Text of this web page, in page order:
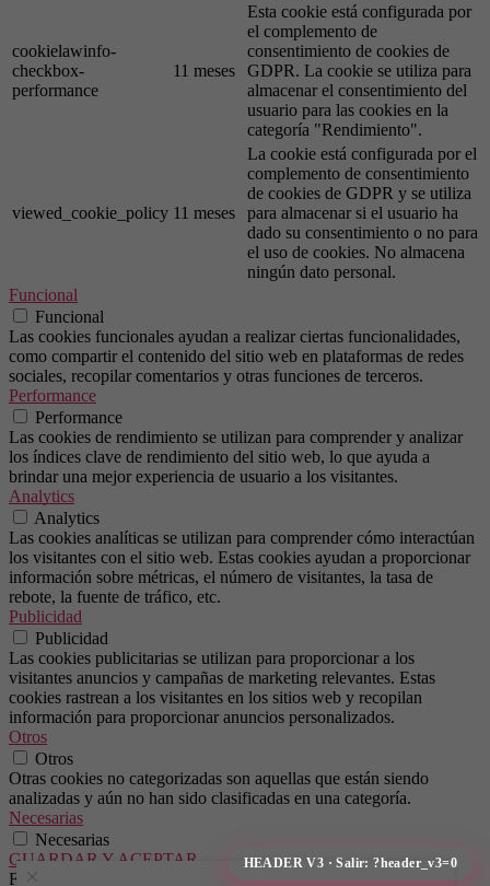
cookielawinfo-
checkbox-
performance
11 meses
Esta cookie está configurada por
el complemento de
consentimiento de cookies de
GDPR. La cookie se utiliza para
almacenar el consentimiento del
usuario para las cookies en la
categoría "Rendimiento".
viewed_cookie_policy 11 meses
La cookie está configurada por el
complemento de consentimiento
de cookies de GDPR y se utiliza
para almacenar si el usuario ha
dado su consentimiento o no para
el uso de cookies. No almacena
ningún dato personal.
Funcional
Funcional
Las cookies funcionales ayudan a realizar ciertas funcionalidades,
como compartir el contenido del sitio web en plataformas de redes
sociales, recopilar comentarios y otras funciones de terceros.
Performance
Performance
Las cookies de rendimiento se utilizan para comprender y analizar
los índices clave de rendimiento del sitio web, lo que ayuda a
brindar una mejor experiencia de usuario a los visitantes.
Analytics
Analytics
Las cookies analíticas se utilizan para comprender cómo interactúan
los visitantes con el sitio web. Estas cookies ayudan a proporcionar
información sobre métricas, el número de visitantes, la tasa de
rebote, la fuente de tráfico, etc.
Publicidad
Publicidad
Las cookies publicitarias se utilizan para proporcionar a los
visitantes anuncios y campañas de marketing relevantes. Estas
cookies rastrean a los visitantes en los sitios web y recopilan
información para proporcionar anuncios personalizados.
Otros
Otros
Otras cookies no categorizadas son aquellas que están siendo
analizadas y aún no han sido clasificadas en una categoría.
Necesarias
Necesarias
GUARDAR Y ACEPTAR
Funciona con